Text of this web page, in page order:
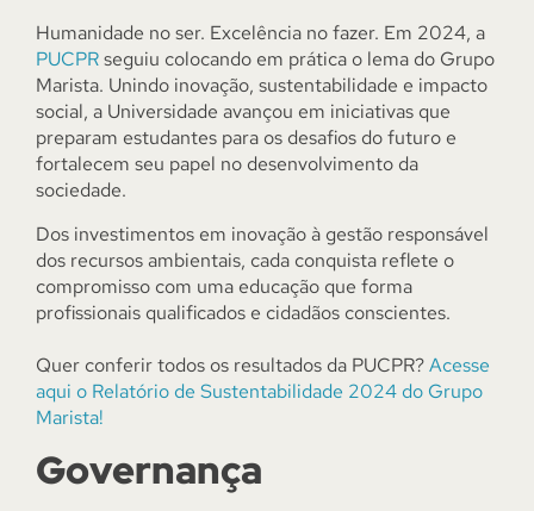
Humanidade no ser. Excelência no fazer. Em 2024, a
PUCPRseguiu colocando em prática o lema do Grupo
Marista. Unindo inovação, sustentabilidade e impacto
social, a Universidade avançou em iniciativas que
preparam estudantes para os desafios do futuro e
fortalecem seu papel no desenvolvimento da
sociedade.
Dos investimentos em inovação à gestão responsável
dos recursos ambientais, cada conquista reflete o
compromisso com uma educação que forma
profissionais qualificados e cidadãos conscientes.
Quer conferir todos os resultados da PUCPR?Acesse
aqui o Relatório de Sustentabilidade 2024 do Grupo
Marista!
Governança